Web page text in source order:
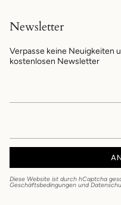
Newsletter
Verpasse keine Neuigkeiten
kostenlosen Newsletter
Diese Website ist durch hCaptcha
Geschäftsbedingungen und